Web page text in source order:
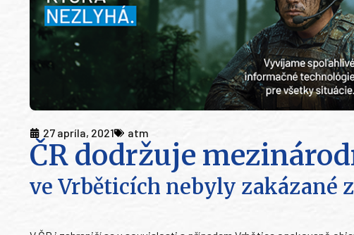
27 apríla, 2021 atm
ČR dodržuje
ve Vrběticích nebyly zakázané